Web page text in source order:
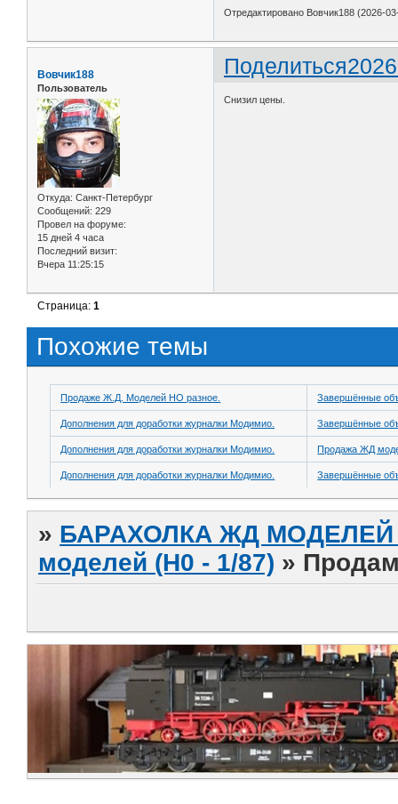
Отредактировано Вовчик188 (2026-
Поделиться
Вовчик188
Пользователь
Откуда: Санкт-Петербург
Сообщений: 229
Провел на форуме:
15 дней 4 часа
Последний визит:
Вчера 11:25:15
Снизил цены.
Страница:1
Похожие темы
Продаже Ж.Д. Моделей НО разное. Завершённые
Дополнения для доработки журналки Модимио. Завершённые
Дополнения для доработки журналки Модимио. Продажа ЖД
Дополнения для доработки журналки Модимио. Завершённые
» БАРАХОЛКА ЖД МОДЕЛЕЙ
моделей (H0 - 1/87) »